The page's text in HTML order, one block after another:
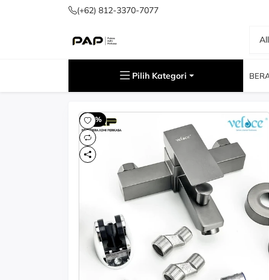
(+62) 812-3370-7077
Pilih Kategori
-60%